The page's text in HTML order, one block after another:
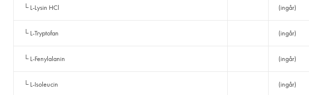
└ L-Lysin HCl (ingår)
└ L-Tryptofan (ingår)
└ L-Fenylalanin (ingår)
└ L-Isoleucin (ingår)